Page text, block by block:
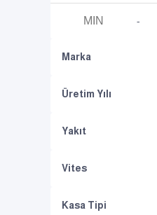
-
Marka
Üretim Yılı
Yakıt
Vites
Kasa Tipi